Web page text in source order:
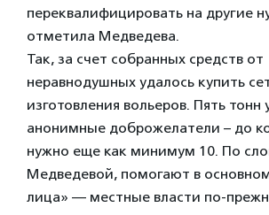
переквалифицировать на другие
отметила Медведева.
Так, за счет собранных средств от
неравнодушных удалось купить
изготовления вольеров. Пять тонн
анонимные доброжелатели – до
нужно еще как минимум 10. По
Медведевой, помогают в
лица» — местные власти по-